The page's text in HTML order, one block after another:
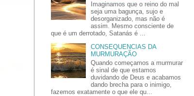
Imaginamos que o reino do mal
seja uma bagunça, sujo e
desorganizado, mas não é
assim. Mesmo consciente de
que é um derrotado, Satanás é ...
CONSEQUENCIAS DA
MURMURAÇÃO
Quando começamos a murmurar
é sinal de que estamos
duvidando de Deus e acabamos
dando brecha para o inimigo,
fazemos exatamente o que ele qu...